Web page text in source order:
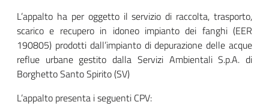
L’appalto ha per oggetto il servizio di raccolta, trasporto,
scarico e recupero in idoneo impianto dei fanghi (EER
190805) prodotti dall’impianto di depurazione delle acque
reflue urbane gestito dalla Servizi Ambientali S.p.A. di
Borghetto Santo Spirito (SV)
L’appalto presenta i seguenti CPV: